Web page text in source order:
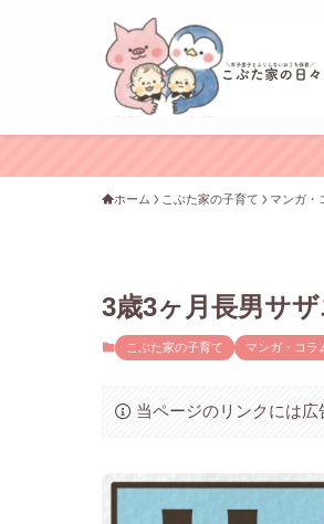
ホーム こぶた家の子育て マンガ・
3歳3ヶ月長男サ
こぶた家の子育て マンガ・コラ
当ページのリンクには広